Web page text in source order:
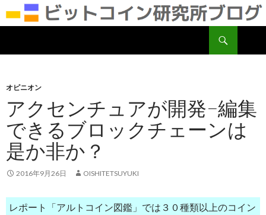
ン
ツ
へ
移
動
オピニオン
アクセンチュアが開発−編集
できるブロックチェーンは
是か非か？
2016年9月26日 OISHITETSUYUKI
レポート「アルトコイン図鑑」では３０種類以上のコイン